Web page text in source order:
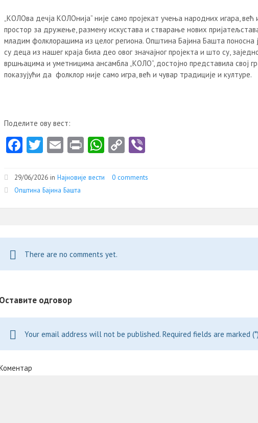
„КОЛОва дечја КОЛОнија” није само пројекат учења народних игара, већ
простор за дружење, размену искустава и стварање нових
младим фолклорашима из целог региона. Општина Бајина Башта поносна
су деца из нашег краја била део овог значајног пројекта и што су,
вршњацима и уметницима ансамбла „КОЛО”, достојно представила свој
показујући да фолклор није само игра, већ и чувар традиције и културе.
Поделите ову вест:
Fa
b
o
o
T
itt
er
E
ai
l
Pr
t
W
ts
p
C
py
nk
Vi
er
29/06/2026 in Најновије вести
0 comments
Општина Бајина Башта
There are no comments yet.
Оставите одговор
Your email address will not be published. Required fields are marked